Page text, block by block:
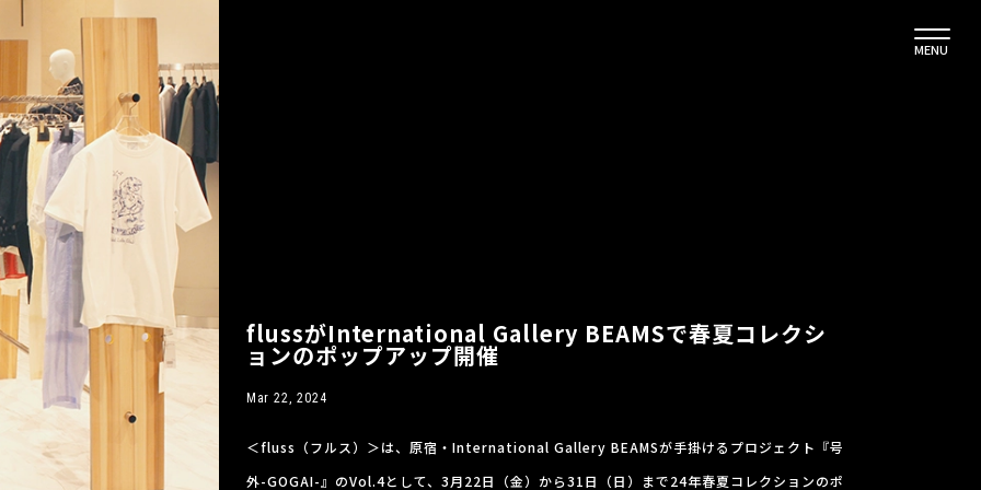
MENU
flussがInternational Gallery BEAMSで春夏コレクシ
ョンのポップアップ開催
Mar 22, 2024
＜fluss（フルス）＞は、原宿・International Gallery BEAMSが手掛けるプロジェクト『号
外-GOGAI-』のVol.4として、3月22日（金）から31日（日）まで24年春夏コレクションのポ